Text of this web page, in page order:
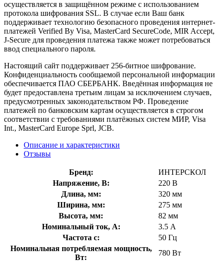
осуществляется в защищённом режиме с использованием
протокола шифрования SSL. В случае если Ваш банк
поддерживает технологию безопасного проведения интернет-
платежей Verified By Visa, MasterCard SecureCode, MIR Accept,
J-Secure для проведения платежа также может потребоваться
ввод специального пароля.
Настоящий сайт поддерживает 256-битное шифрование.
Конфиденциальность сообщаемой персональной информации
обеспечивается ПАО СБЕРБАНК. Введённая информация не
будет предоставлена третьим лицам за исключением случаев,
предусмотренных законодательством РФ. Проведение
платежей по банковским картам осуществляется в строгом
соответствии с требованиями платёжных систем МИР, Visa
Int., MasterCard Europe Sprl, JCB.
Описание и характеристики
Отзывы
Бренд:
ИНТЕРСКОЛ
Напряжение, В:
220 В
Длина, мм:
320 мм
Ширина, мм:
275 мм
Высота, мм:
82 мм
Номинальный ток, А:
3.5 А
Частота с:
50 Гц
Номинальная потребляемая мощность,
Вт:
780 Вт